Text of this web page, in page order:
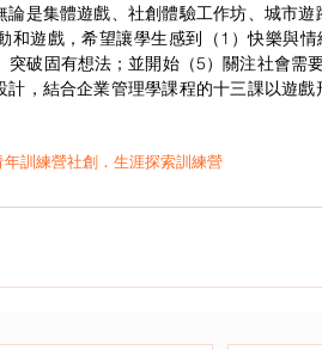
是集體遊戲、社創體驗工作坊、城市
和遊戲，希望讓學生感到（1）快樂與
突破固有想法；並開始（5）關注社會
，結合企業管理學課程的十三課以遊
年訓練營社創．生涯探索訓練營